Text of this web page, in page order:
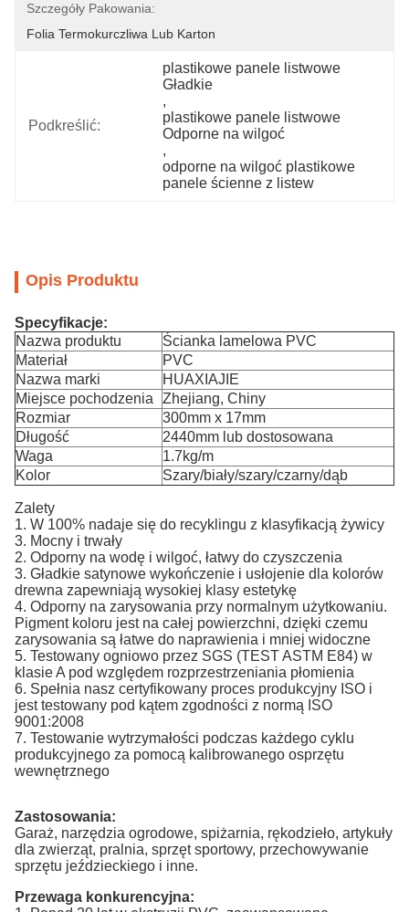
Szczegóły Pakowania:
Folia Termokurczliwa Lub Karton
Podkreślić:
plastikowe panele listwowe
Gładkie
,
plastikowe panele listwowe
Odporne na wilgoć
,
odporne na wilgoć plastikowe
panele ścienne z listew
Opis Produktu
Specyfikacje:
Nazwa produktu
Ścianka lamelowa PVC
Materiał
PVC
Nazwa marki
HUAXIAJIE
Miejsce pochodzenia
Zhejiang, Chiny
Rozmiar
300mm x 17mm
Długość
2440mm lub dostosowana
Waga
1.7kg/m
Kolor
Szary/biały/szary/czarny/dąb
Zalety
1. W 100% nadaje się do recyklingu z klasyfikacją żywicy
3. Mocny i trwały
2. Odporny na wodę i wilgoć, łatwy do czyszczenia
3. Gładkie satynowe wykończenie i usłojenie dla kolorów
drewna zapewniają wysokiej klasy estetykę
4. Odporny na zarysowania przy normalnym użytkowaniu.
Pigment koloru jest na całej powierzchni, dzięki czemu
zarysowania są łatwe do naprawienia i mniej widoczne
5. Testowany ogniowo przez SGS (TEST ASTM E84) w
klasie A pod względem rozprzestrzeniania płomienia
6. Spełnia nasz certyfikowany proces produkcyjny ISO i
jest testowany pod kątem zgodności z normą ISO
9001:2008
7. Testowanie wytrzymałości podczas każdego cyklu
produkcyjnego za pomocą kalibrowanego osprzętu
wewnętrznego
Zastosowania:
Garaż, narzędzia ogrodowe, spiżarnia, rękodzieło, artykuły
dla zwierząt, pralnia, sprzęt sportowy, przechowywanie
sprzętu jeździeckiego i inne.
Przewaga konkurencyjna: